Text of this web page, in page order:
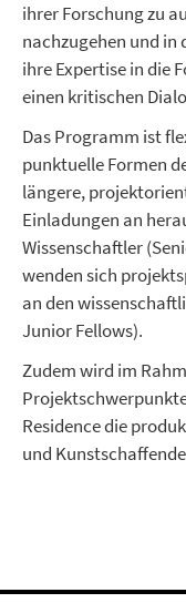
ihrer Forschung zu
nachzugehen und in
ihre Expertise in die
einen kritischen
Das Programm ist
punktuelle Formen
längere,
Einladungen an
Wissenschaftler
wenden sich
an den
Junior Fellows).
Zudem wird im
Residence die
und